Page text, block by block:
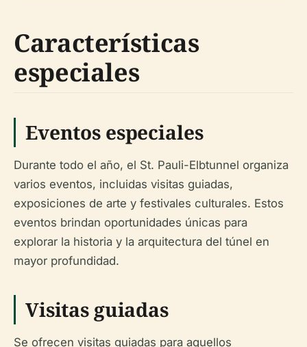
Características
especiales
Eventos especiales
Durante todo el año, el St. Pauli-Elbtunnel organiza
varios eventos, incluidas visitas guiadas,
exposiciones de arte y festivales culturales. Estos
eventos brindan oportunidades únicas para
explorar la historia y la arquitectura del túnel en
mayor profundidad.
Visitas guiadas
Se ofrecen visitas guiadas para aquellos